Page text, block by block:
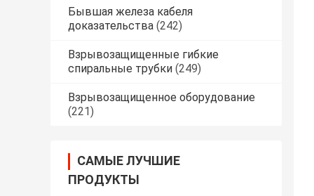
Бывшая железа кабеля
доказательства (242)
Взрывозащищенные гибкие
спиральные трубки (249)
Взрывозащищенное оборудование
(221)
САМЫЕ ЛУЧШИЕ
ПРОДУКТЫ